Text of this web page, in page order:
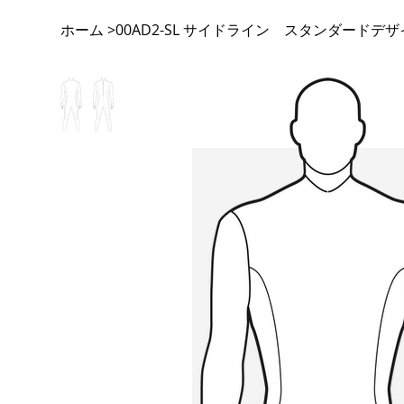
ホーム >00AD2-SL サイドライン スタンダードデザ